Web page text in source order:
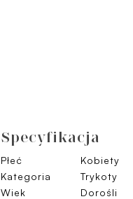
Specyfikacja
Płeć
Kobiety
Kategoria
Trykoty
Wiek
Dorośli